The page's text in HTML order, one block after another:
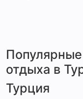
отдыха в
Турция